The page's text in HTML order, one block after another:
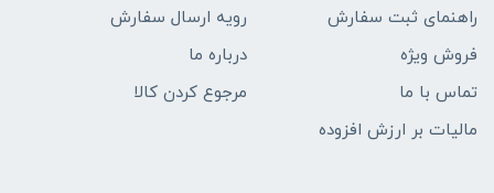
راهنمای ثبت سفارش
رویه ارسال سفارش
فروش ویژه
درباره ما
تماس با ما
مرجوع کردن کالا
مالیات بر ارزش افزوده